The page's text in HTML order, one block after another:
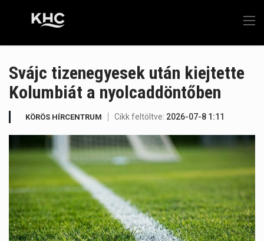
Svájc tizenegyesek után kiejtette
Kolumbiát a nyolcaddöntőben
KÖRÖS HÍRCENTRUM Cikk feltöltve: 2026-07-8 1:11